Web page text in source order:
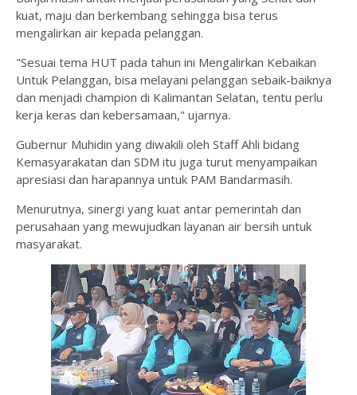
kuat, maju dan berkembang sehingga bisa terus
mengalirkan air kepada pelanggan.
"Sesuai tema HUT pada tahun ini Mengalirkan Kebaikan
Untuk Pelanggan, bisa melayani pelanggan sebaik-baiknya
dan menjadi champion di Kalimantan Selatan, tentu perlu
kerja keras dan kebersamaan," ujarnya.
Gubernur Muhidin yang diwakili oleh Staff Ahli bidang
Kemasyarakatan dan SDM itu juga turut menyampaikan
apresiasi dan harapannya untuk PAM Bandarmasih.
Menurutnya, sinergi yang kuat antar pemerintah dan
perusahaan yang mewujudkan layanan air bersih untuk
masyarakat.